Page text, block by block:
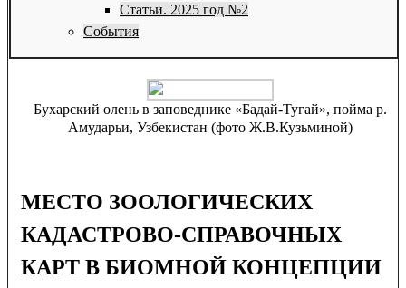
Статьи. 2025 год №2
События
Бухарский олень в заповеднике «Бадай-Тугай», пойма р.
Амударьи, Узбекистан (фото Ж.В.Кузьминой)
МЕСТО ЗООЛОГИЧЕСКИХ
КАДАСТРОВО-СПРАВОЧНЫХ
КАРТ В БИОМНОЙ КОНЦЕПЦИИ